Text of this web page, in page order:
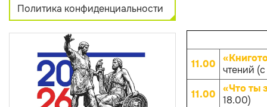
Политика конфиденциальности
11.00
чтений
11.00
«Что ты
18.00)